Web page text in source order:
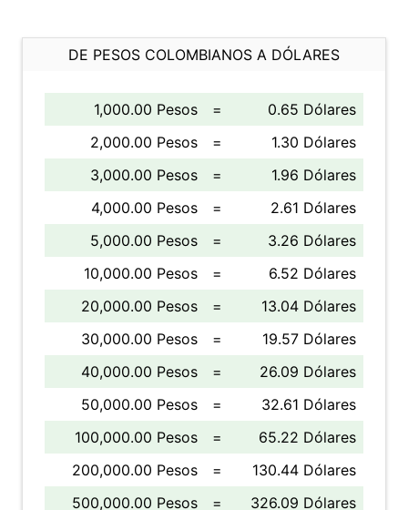
DE PESOS COLOMBIANOS A DÓLARES
1,000.00 Pesos =
0.65 Dólares
2,000.00 Pesos
=
1.30 Dólares
3,000.00 Pesos
=
1.96 Dólares
4,000.00 Pesos
=
2.61 Dólares
5,000.00 Pesos
=
3.26 Dólares
10,000.00 Pesos
=
6.52 Dólares
20,000.00 Pesos
=
13.04 Dólares
30,000.00 Pesos
=
19.57 Dólares
40,000.00 Pesos
=
26.09 Dólares
50,000.00 Pesos
=
32.61 Dólares
100,000.00 Pesos
=
65.22 Dólares
200,000.00 Pesos
=
130.44 Dólares
500,000.00 Pesos
= 326.09 Dólares